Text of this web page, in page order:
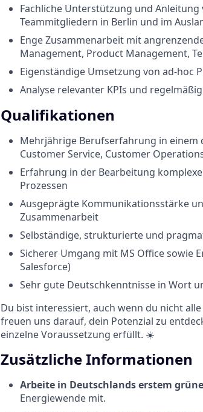
Fachliche Unterstützung und
Teammitgliedern in Berlin und im
Enge Zusammenarbeit mit
Management, Product Management,
Eigenständige Umsetzung von ad-hoc
Analyse relevanter KPIs und
Qualifikationen
Mehrjährige Berufserfahrung in einem
Customer Service, Customer
Erfahrung in der Bearbeitung
Prozessen
Ausgeprägte Kommunikationsstärke
Zusammenarbeit
Selbständige, strukturierte und
Sicherer Umgang mit MS Office sowie
Salesforce)
Sehr gute Deutschkenntnisse in Wort
Du bist interessiert, auch wenn du nicht
freuen uns darauf, dein Potenzial zu
einzelne Voraussetzung erfüllt. ☀️
Zusätzliche Informationen
Arbeite in Deutschlands erstem
Energiewende mit.